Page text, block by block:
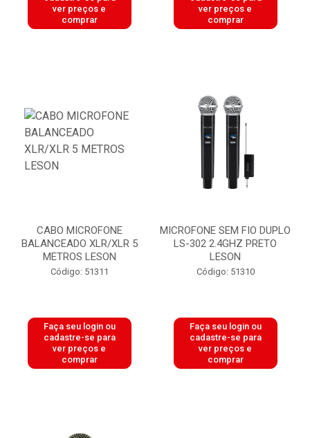
ver preços e
comprar
ver preços e
comprar
CABO MICROFONE
BALANCEADO XLR/XLR 5
METROS LESON
Código: 51311
Faça seu login ou
cadastre-se para
ver preços e
comprar
MICROFONE SEM FIO DUPLO
LS-302 2.4GHZ PRETO
LESON
Código: 51310
Faça seu login ou
cadastre-se para
ver preços e
comprar